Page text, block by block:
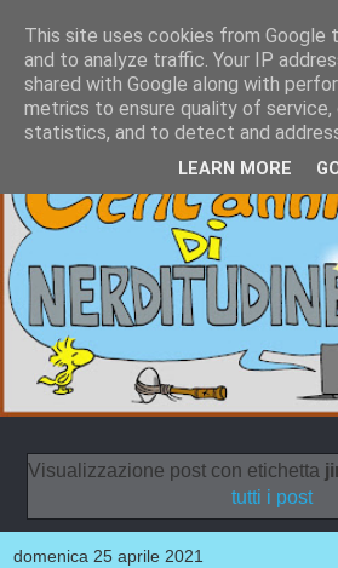
Visualizzazione post con etichetta
tutti i post
domenica 25 aprile 2021
This site uses cookies from Google
and to analyze traffic. Your IP
shared with Google along with
metrics to ensure quality of service,
statistics, and to detect and
LEARN MORE